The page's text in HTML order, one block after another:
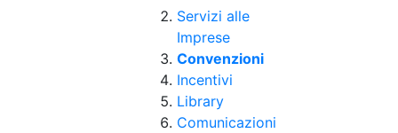
Servizi alle
Imprese
Convenzioni
Incentivi
Library
Comunicazioni